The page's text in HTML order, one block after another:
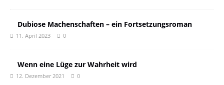
Dubiose Machenschaften – ein Fortsetzungsroman
11. April 2023 0
Wenn eine Lüge zur Wahrheit wird
12. Dezember 2021 0